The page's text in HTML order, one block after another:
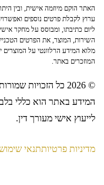
האתר הוקם מיוזמה אישית, ובין
ערוץ לקבלת פרטים נוספים
ליום כתיבתו, ומבוסס על מחקר
השירות, המוצר, את הפרטים
מלוא המידע הרלוונטי על המוצרים
המוזכרים באתר.
© 2026 כל הזכויות שמורות לשביל צדק
המידע באתר הוא כללי
לייעוץ אישי מעורך דין.
מדיניות פרטיותתנאי